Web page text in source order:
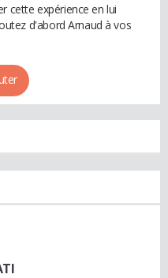
cette expérience en lui
d'abord Arnaud à vos